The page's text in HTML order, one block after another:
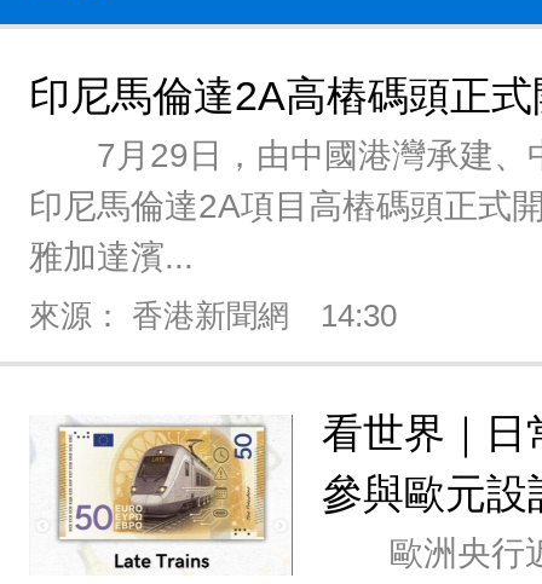
印尼馬倫達2A高樁碼頭正
7月29日，由中國港灣承建、
印尼馬倫達2A項目高樁碼頭正式
雅加達濱...
來源： 香港新聞網 14:30
看世界｜日
參與歐元設
歐洲央行近